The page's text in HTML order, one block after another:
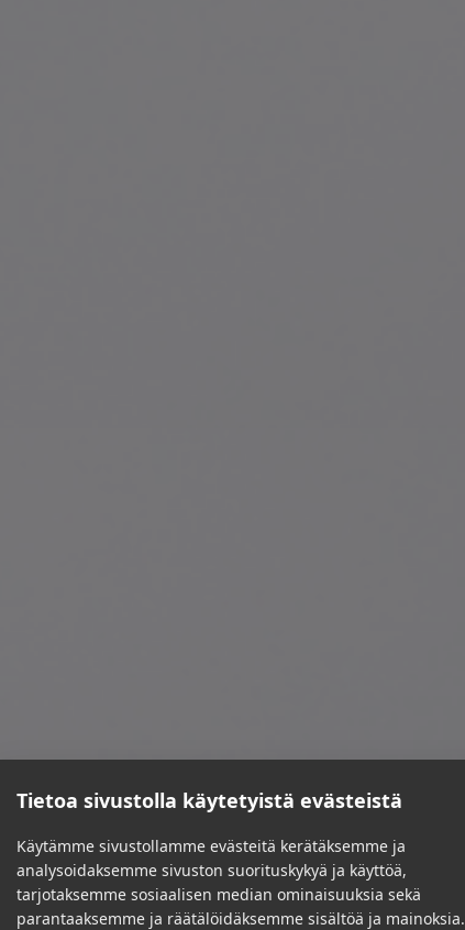
Tietoa sivustolla käytetyistä evästeistä
Käytämme sivustollamme evästeitä kerätäksemme ja
analysoidaksemme sivuston suorituskykyä ja käyttöä,
tarjotaksemme sosiaalisen median ominaisuuksia sekä
parantaaksemme ja räätälöidäksemme sisältöä ja mainoksia.